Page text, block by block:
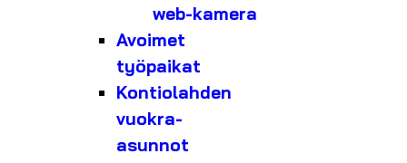
web-kamera
Avoimet
työpaikat
Kontiolahden
vuokra-
asunnot